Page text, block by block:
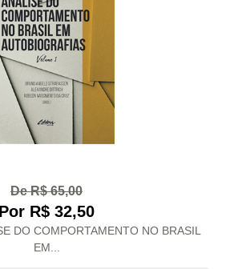
De R$ 65,00
Por R$ 32,50
DO COMPORTAMENTO NO BRASIL
EM...